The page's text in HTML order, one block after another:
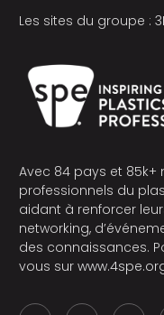
Les sites du groupe :
Avec 84 pays et 85k+
professionnels du
aidant à renforcer
networking,
des connaissances.
vous sur